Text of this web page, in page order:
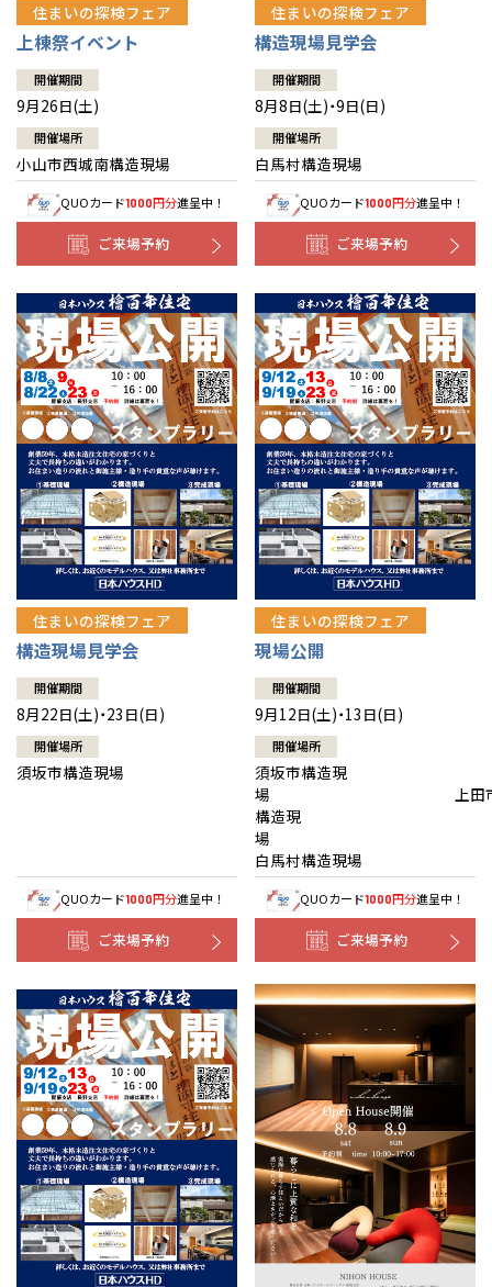
住まいの探検フェア
上棟祭イベント
開催期間
9月26日(土)
開催場所
小山市西城南構造現場
QUOカード1000円分進呈中！
ご来場予約
住まいの探検フェア
構造現場見学会
開催期間
8月8日(土)・9日(日)
開催場所
白馬村構造現場
QUOカード1000円分進呈中！
ご来場予約
住まいの探検フェア
構造現場見学会
開催期間
8月22日(土)・23日(日)
開催場所
須坂市構造現場
QUOカード1000円分進呈中！
ご来場予約
住まいの探検フェア
現場公開
開催期間
9月12日(土)・13日(日)
開催場所
須坂市構造現
場 上田
構造現
白馬村構造現場
QUOカード1000円分進呈中！
ご来場予約